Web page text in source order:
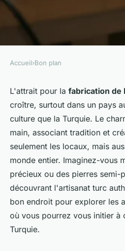
BON PLAN
Où participer à
fabrication de
Turquie?
Ilyes•30 juin 2024•4 min de
Accueil›Bon plan
L'attrait pour la fabrication de
croître, surtout dans un pays
culture que la Turquie. Le
main, associant tradition et
seulement les locaux, mais
monde entier. Imaginez-vous
précieux ou des pierres semi-
découvrant l'artisanat turc
bon endroit pour explorer les
où vous pourrez vous initier à
Turquie.